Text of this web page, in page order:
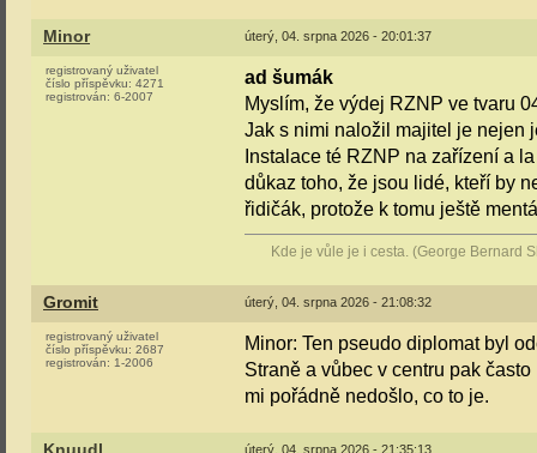
Minor úterý, 04. srpna 2026 - 20:01:37
registrovaný uživatel
číslo příspěvku: 4271
registrován: 6-2007
ad šumák
Myslím, že výdej RZNP ve tvaru
Jak s nimi naložil majitel je nejen
Instalace té RZNP na zařízení a
důkaz toho, že jsou lidé, kteří by
řidičák, protože k tomu ještě
Kde je vůle je i cesta. (George Bernard
Gromit úterý, 04. srpna 2026 - 21:08:32
registrovaný uživatel
číslo příspěvku: 2687
registrován: 1-2006
Minor: Ten pseudo diplomat byl
Straně a vůbec v centru pak
mi pořádně nedošlo, co to je.
úterý, 04. srpna 2026 - 21:35:13